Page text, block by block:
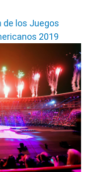
de los Juegos
2019